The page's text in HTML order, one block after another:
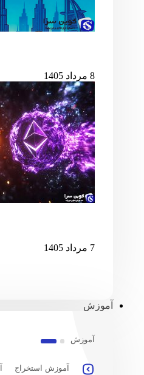
8 مرداد 1405
7 مرداد 1405
آموزش
آموزش
آموزش استخراج